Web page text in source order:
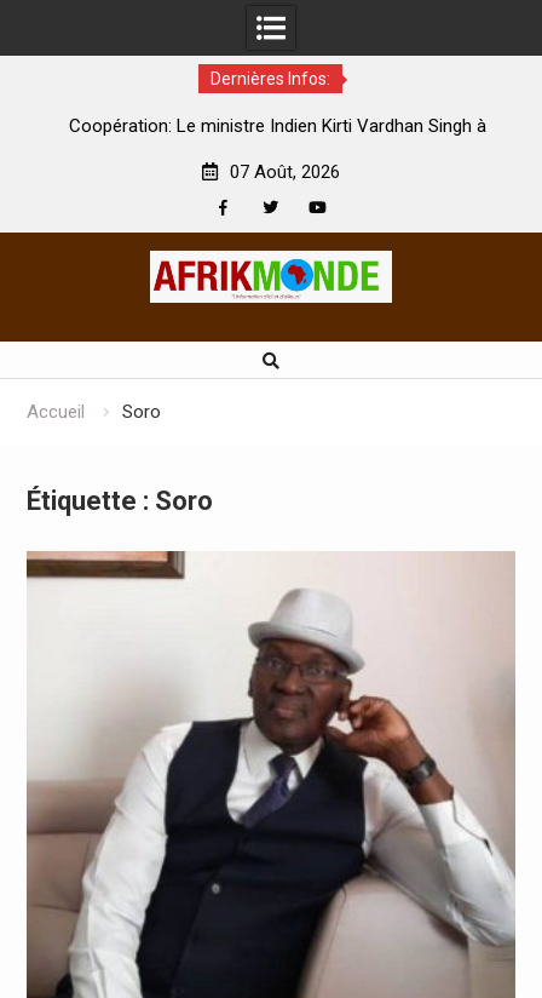
Dernières Infos:
Coopération: Le ministre Indien Kirti Vardhan Singh à
07 Août, 2026
Accueil Soro
Étiquette : Soro